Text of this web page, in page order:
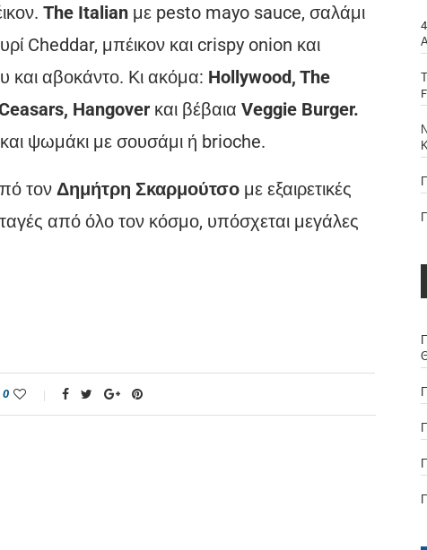
The Italian με pesto mayo sauce, σαλάμι
Cheddar, μπέικον και crispy onion και
και αβοκάντο. Κι ακόμα: Hollywood, The
Hangover και βέβαια Veggie Burger.
ψωμάκι με σουσάμι ή brioche.
τον Δημήτρη Σκαρμούτσο με εξαιρετικές
από όλο τον κόσμο, υπόσχεται μεγάλες
0